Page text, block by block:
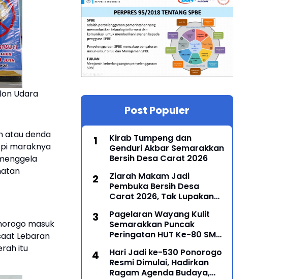
Udara
atau denda
maraknya
masuk
Lebaran
itu
Post Populer
Kirab Tumpeng dan
Genduri Akbar Semarakkan
Bersih Desa Carat 2026
Ziarah Makam Jadi
Pembuka Bersih Desa
Carat 2026, Tak Lupakan
Pagelaran Wayang Kulit
Semarakkan Puncak
Peringatan HUT Ke-80 SMP
Hari Jadi ke-530 Ponorogo
Resmi Dimulai, Hadirkan
Ragam Agenda Budaya,